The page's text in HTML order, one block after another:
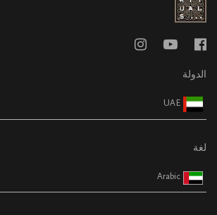
الدولة
UAE
لغة
Arabic